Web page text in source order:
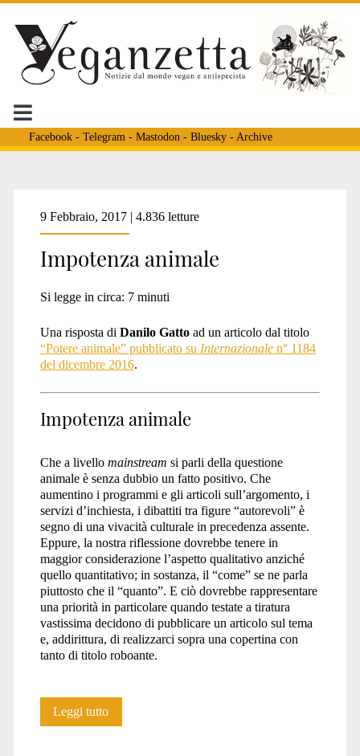
Facebook- Telegram - Mastodon - Bluesky- Archive
Tag:
<span>cittadinanza
animale</span>
9 Febbraio, 2017 | 4.836 letture
Impotenza animale
Si legge in circa: 7 minuti
Una risposta di Danilo Gattoad un articolo dal titolo
“Potere animale” pubblicato su Internazionalen° 1184
del dicembre 2016.
Impotenza animale
Che a livello mainstream si parli della questione
animale è senza dubbio un fatto positivo. Che
aumentino i programmi e gli articoli sull’argomento, i
servizi d’inchiesta, i dibattiti tra figure “autorevoli” è
segno di una vivacità culturale in precedenza assente.
Eppure, la nostra riflessione dovrebbe tenere in
maggior considerazione l’aspetto qualitativo anziché
quello quantitativo; in sostanza, il “come” se ne parla
piuttosto che il “quanto”. E ciò dovrebbe rappresentare
una priorità in particolare quando testate a tiratura
vastissima decidono di pubblicare un articolo sul tema
e, addirittura, di realizzarci sopra una copertina con
tanto di titolo roboante.
Leggi tuttoImpotenza